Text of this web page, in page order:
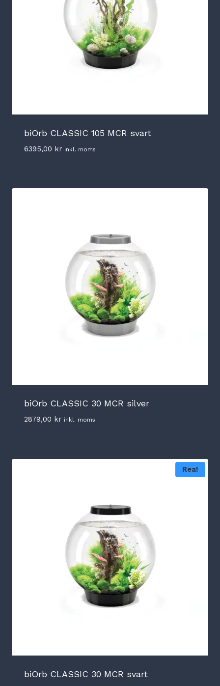
biOrb CLASSIC 105 MCR svart
6395,00 kr inkl. moms
biOrb CLASSIC 30 MCR silver
2879,00 kr inkl. moms
Rea!
biOrb CLASSIC 30 MCR svart